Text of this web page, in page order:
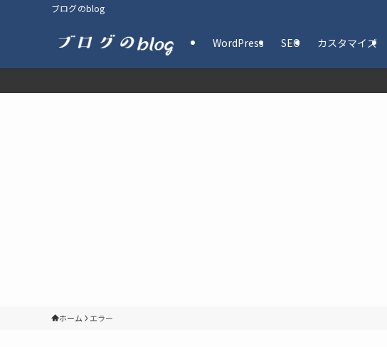
ブログのblog
WordPress SEO カスタマイズ
ホーム エラー